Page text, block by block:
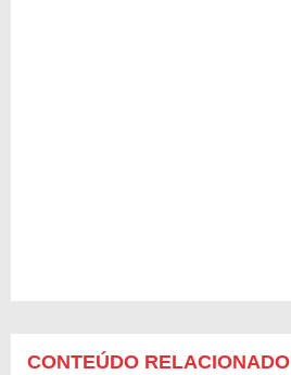
CONTEÚDO RELACIONADO